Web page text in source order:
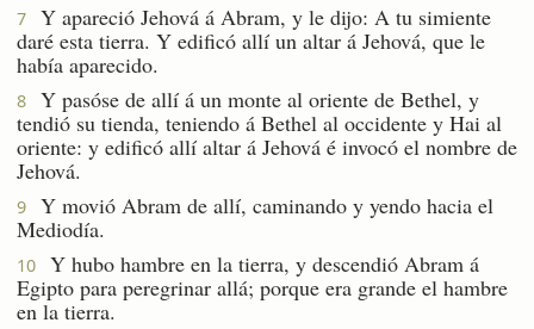
7
Y apareció Jehová á Abram, y le dijo: A tu simiente
daré esta tierra. Y edificó allí un altar á Jehová, que le
había aparecido.
8
Y pasóse de allí á un monte al oriente de Bethel, y
tendió su tienda, teniendo á Bethel al occidente y Hai al
oriente: y edificó allí altar á Jehová é invocó el nombre de
Jehová.
9
Y movió Abram de allí, caminando y yendo hacia el
Mediodía.
10
Y hubo hambre en la tierra, y descendió Abram á
Egipto para peregrinar allá; porque era grande el hambre
en la tierra.